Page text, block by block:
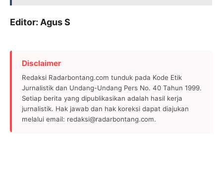
Editor: Agus S
Disclaimer
Redaksi Radarbontang.com tunduk pada Kode Etik
Jurnalistik dan Undang-Undang Pers No. 40 Tahun 1999.
Setiap berita yang dipublikasikan adalah hasil kerja
jurnalistik. Hak jawab dan hak koreksi dapat diajukan
melalui email: redaksi@radarbontang.com.